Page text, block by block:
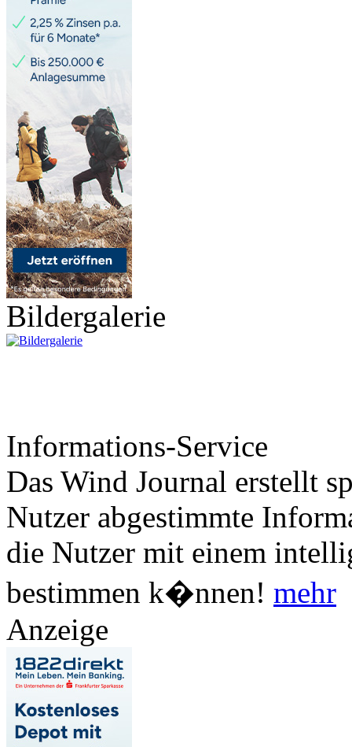
Bildergalerie
Informations-Service
Das Wind Journal erstellt
Nutzer abgestimmte
die Nutzer mit einem
bestimmen k�nnen! mehr
Anzeige